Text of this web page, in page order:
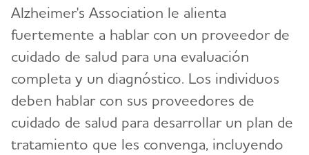
Alzheimer's Association le alienta
fuertemente a hablar con un proveedor de
cuidado de salud para una evaluación
completa y un diagnóstico. Los individuos
deben hablar con sus proveedores de
cuidado de salud para desarrollar un plan de
tratamiento que les convenga, incluyendo